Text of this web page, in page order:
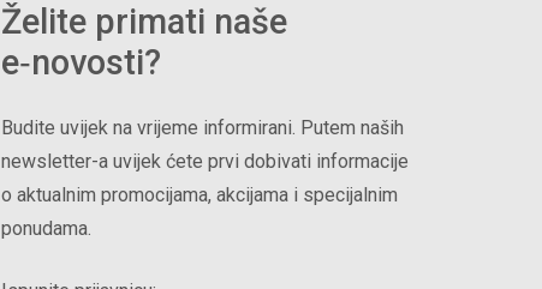
Želite primati naše
e‑novosti?
Budite uvijek na vrijeme informirani. Putem naših
newsletter-a uvijek ćete prvi dobivati informacije
o aktualnim promocijama, akcijama i specijalnim
ponudama.